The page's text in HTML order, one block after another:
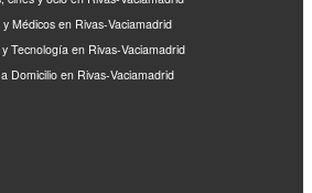
Médicos en Rivas-Vaciamadrid
Tecnología en Rivas-Vaciamadrid
Domicilio en Rivas-Vaciamadrid